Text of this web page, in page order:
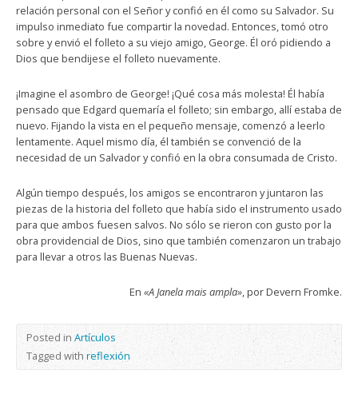
relación personal con el Señor y confió en él como su Salvador. Su
impulso inmediato fue compartir la novedad. Entonces, tomó otro
sobre y envió el folleto a su viejo amigo, George. Él oró pidiendo a
Dios que bendijese el folleto nuevamente.
¡Imagine el asombro de George! ¡Qué cosa más molesta! Él había
pensado que Edgard quemaría el folleto; sin embargo, allí estaba de
nuevo. Fijando la vista en el pequeño mensaje, comenzó a leerlo
lentamente. Aquel mismo día, él también se convenció de la
necesidad de un Salvador y confió en la obra consumada de Cristo.
Algún tiempo después, los amigos se encontraron y juntaron las
piezas de la historia del folleto que había sido el instrumento usado
para que ambos fuesen salvos. No sólo se rieron con gusto por la
obra providencial de Dios, sino que también comenzaron un trabajo
para llevar a otros las Buenas Nuevas.
En «A Janela mais ampla», por Devern Fromke.
Posted in Artículos
Tagged withreflexión